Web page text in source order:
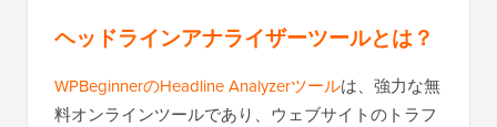
ヘッドラインアナライザーツールとは？
WPBeginnerのHeadline Analyzerツールは、強力な無
料オンラインツールであり、ウェブサイトのトラフ